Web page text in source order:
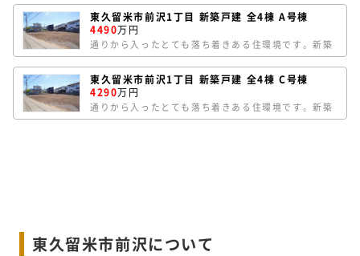
東久留米市前沢1丁目 新築戸建 全4棟 A号棟
4490万円
通りから入ったとても落ち着きある住環境です。新築
戸建 全4棟。A号棟は、敷地約31.0坪。車種により車2
台並列に駐車可能です。北道路のほか、西側隣地が畑
のため角地のような開放感があります。LDKは15.5帖
で、カウンターキッチンからリビングルームが見渡せ
ます。太陽光パネル搭載の家です。
東久留米市前沢1丁目 新築戸建 全4棟 C号棟
4290万円
通りから入ったとても落ち着きある住環境です。新築
戸建 全4棟。C号棟は、旗竿型の敷地で路地状部分に
東久留米市前沢について